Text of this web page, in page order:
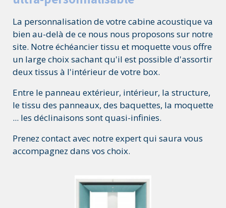
La personnalisation de votre cabine acoustique va
bien au-delà de ce nous nous proposons sur notre
site. Notre échéancier tissu et moquette vous offre
un large choix sachant qu'il est possible d'assortir
deux tissus à l'intérieur de votre box.
Entre le panneau extérieur, intérieur, la structure,
le tissu des panneaux, des baquettes, la moquette
... les déclinaisons sont quasi-infinies.
Prenez contact avec notre expert qui saura vous
accompagnez dans vos choix.